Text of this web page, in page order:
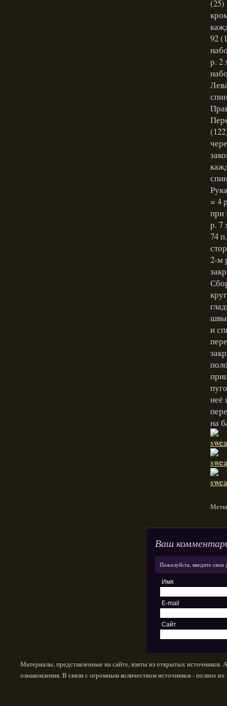
(25)
92
р. 2
= 4
при
р. 7
74
2-м
швы
и
неё
на
Ваш
Пожалуйста, введите
Имя
E-mail
Сайт
Материалы, представленные на сайте, взяты из открытых
ознакомления. В связи с огромным количеством источников - полное